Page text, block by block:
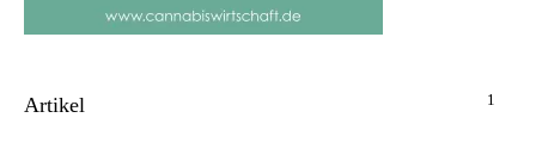
Artikel 1